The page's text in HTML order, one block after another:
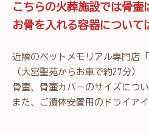
こちらの火葬施設では骨壷
お骨を入れる容器について
近隣のペットメモリアル専門店
（大宮聖苑からお車で約27分）
骨壷、骨壷カバーのサイズにつ
また、ご遺体安置用のドライア